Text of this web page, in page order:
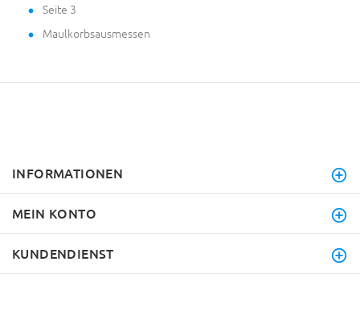
Seite 3
Maulkorbsausmessen
INFORMATIONEN
MEIN KONTO
KUNDENDIENST